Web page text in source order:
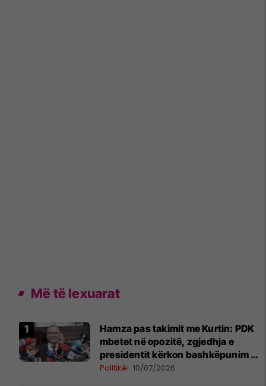
Më të lexuarat
Hamza pas takimit me Kurtin: PDK
mbetet në opozitë, zgjedhja e
presidentit kërkon bashkëpunim me
LVV-në
Politikë 10/07/2026